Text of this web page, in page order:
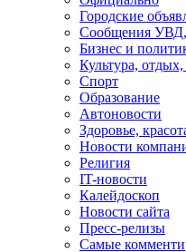
Городские
Сообщения
Бизнес и
Культура, отдых,
Спорт
Образование
Автоновости
Здоровье,
Новости
Религия
IT-новости
Калейдоскоп
Новости сайта
Пресс-релизы
Самые